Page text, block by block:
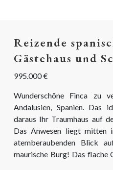
Reizende
Gästehaus und
995.000 €
Wunderschöne Finca zu
Andalusien, Spanien. Das
daraus Ihr Traumhaus auf
Das Anwesen liegt
atemberaubenden Blick
maurische Burg! Das flache